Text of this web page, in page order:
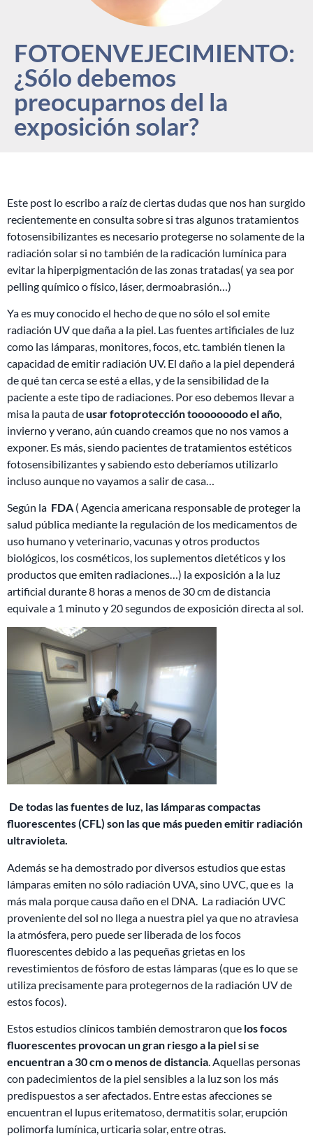
FOTOENVEJECIMIENTO:
¿Sólo debemos
preocuparnos del la
exposición solar?
Este post lo escribo a raíz de ciertas dudas que nos han surgido
recientemente en consulta sobre si tras algunos tratamientos
fotosensibilizantes es necesario protegerse no solamente de la
radiación solar si no también de la radicación lumínica para
evitar la hiperpigmentación de las zonas tratadas( ya sea por
pelling químico o físico, láser, dermoabrasión…)
Ya es muy conocido el hecho de que no sólo el sol emite
radiación UV que daña a la piel. Las fuentes artificiales de luz
como las lámparas, monitores, focos, etc. también tienen la
capacidad de emitir radiación UV. El daño a la piel dependerá
de qué tan cerca se esté a ellas, y de la sensibilidad de la
paciente a este tipo de radiaciones. Por eso debemos llevar a
misa la pauta deusar fotoprotección tooooooodo el año,
invierno y verano, aún cuando creamos que no nos vamos a
exponer. Es más, siendo pacientes de tratamientos estéticos
fotosensibilizantes y sabiendo esto deberíamos utilizarlo
incluso aunque no vayamos a salir de casa…
Según la FDA ( Agencia americana responsable de proteger la
salud pública mediante la regulación de los medicamentos de
uso humano y veterinario, vacunas y otros productos
biológicos, los cosméticos, los suplementos dietéticos y los
productos que emiten radiaciones…) la exposición a la luz
artificial durante 8 horas a menos de 30 cm de distancia
equivale a 1 minuto y 20 segundos de exposición directa al sol.
De todas las fuentes de luz, las lámparas compactas
fluorescentes (CFL) son las que más pueden emitir radiación
ultravioleta.
Además se ha demostrado por diversos estudios que estas
lámparas emiten no sólo radiación UVA, sino UVC, que es la
más mala porque causa daño en el DNA. La radiación UVC
proveniente del sol no llega a nuestra piel ya que no atraviesa
la atmósfera, pero puede ser liberada de los focos
fluorescentes debido a las pequeñas grietas en los
revestimientos de fósforo de estas lámparas (que es lo que se
utiliza precisamente para protegernos de la radiación UV de
estos focos).
Estos estudios clínicos también demostraron que los focos
fluorescentes provocan un gran riesgo a la piel si se
encuentran a 30 cm o menos de distancia. Aquellas personas
con padecimientos de la piel sensibles a la luz son los más
predispuestos a ser afectados. Entre estas afecciones se
encuentran el lupus eritematoso, dermatitis solar, erupción
polimorfa lumínica, urticaria solar, entre otras.